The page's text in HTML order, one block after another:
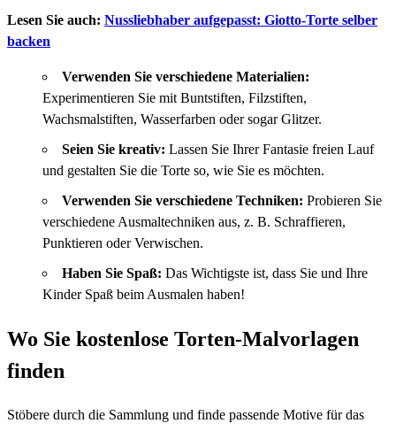
Lesen Sie auch: Nussliebhaber aufgepasst: Giotto-Torte selber
backen
Verwenden Sie verschiedene Materialien:
Experimentieren Sie mit Buntstiften, Filzstiften,
Wachsmalstiften, Wasserfarben oder sogar Glitzer.
Seien Sie kreativ: Lassen Sie Ihrer Fantasie freien Lauf
und gestalten Sie die Torte so, wie Sie es möchten.
Verwenden Sie verschiedene Techniken: Probieren Sie
verschiedene Ausmaltechniken aus, z. B. Schraffieren,
Punktieren oder Verwischen.
Haben Sie Spaß: Das Wichtigste ist, dass Sie und Ihre
Kinder Spaß beim Ausmalen haben!
Wo Sie kostenlose Torten-Malvorlagen
finden
Stöbere durch die Sammlung und finde passende Motive für das